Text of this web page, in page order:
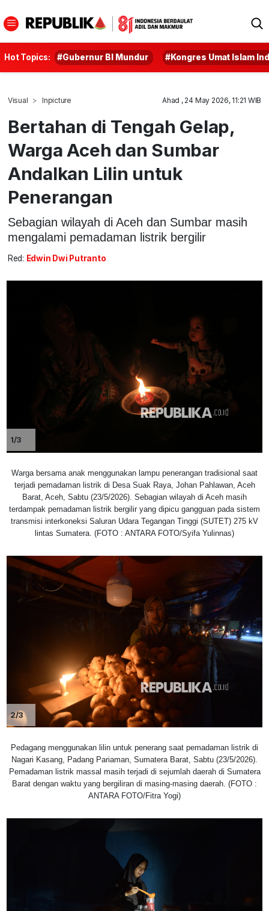
Hot Topics: #Gubernur BI Mundur #Kongres Umat Islam
Visual Inpicture Ahad , 24 May 2026, 11:21 WIB
Bertahan di Tengah Gelap,
Warga Aceh dan Sumbar
Andalkan Lilin untuk
Penerangan
Sebagian wilayah di Aceh dan Sumbar masih
mengalami pemadaman listrik bergilir
Red: Edwin Dwi Putranto
1/3
Warga bersama anak menggunakan lampu penerangan tradisional saat
terjadi pemadaman listrik di Desa Suak Raya, Johan Pahlawan, Aceh
Barat, Aceh, Sabtu (23/5/2026). Sebagian wilayah di Aceh masih
terdampak pemadaman listrik bergilir yang dipicu gangguan pada sistem
transmisi interkoneksi Saluran Udara Tegangan Tinggi (SUTET) 275 kV
lintas Sumatera. (FOTO : ANTARA FOTO/Syifa Yulinnas)
2/3
Pedagang menggunakan lilin untuk penerang saat pemadaman listrik di
Nagari Kasang, Padang Pariaman, Sumatera Barat, Sabtu (23/5/2026).
Pemadaman listrik massal masih terjadi di sejumlah daerah di Sumatera
Barat dengan waktu yang bergiliran di masing-masing daerah. (FOTO :
ANTARA FOTO/Fitra Yogi)